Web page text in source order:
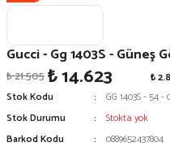
Gucci - Gg 1403S - Güneş
₺ 21.505₺ 14.623 ₺
Stok Kodu
GG 1403S - 54 -
Stok Durumu
Stokta yok
Barkod Kodu
0889652437804